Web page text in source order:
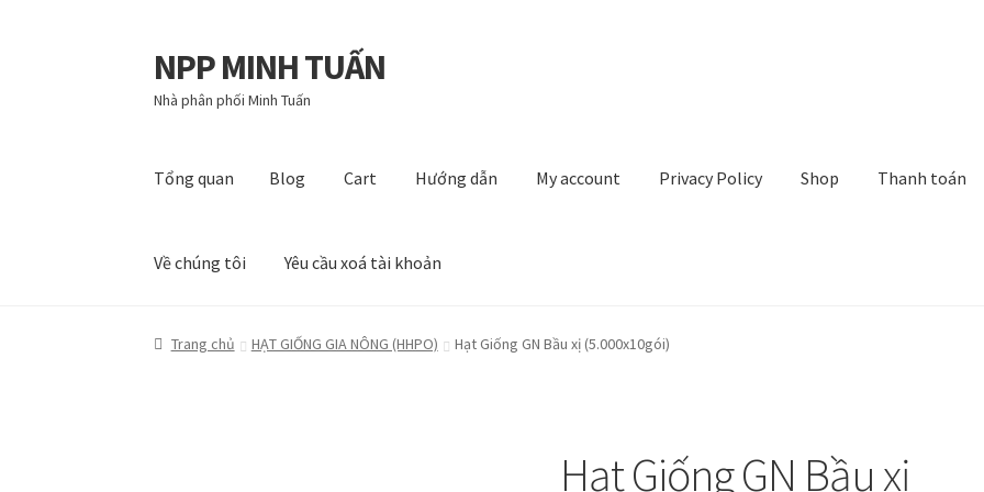
Đi
đến
Điều
Chuyển
đến
nội
NPP MINH TUẤN
Nhà phân phối Minh Tuấn
Tổng quan Blog Cart Hướng dẫn My account Privacy Policy Shop Thanh toán
Về chúng tôi Yêu cầu xoá tài khoản
Tổng quan BlogCartHướng dẫn My account Privacy PolicyShop Thanh toán
Trang chủ HẠT GIỐNG GIA NÔNG (HHPO) Hạt Giống GN Bầu xị (5.000x10gói)
Hạt Giống GN Bầu xị